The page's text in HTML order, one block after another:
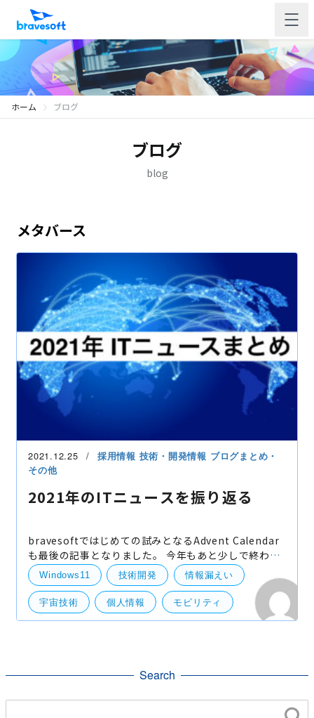
ホーム ブログ
ブログ
blog
メタバース
2021.12.25 採用情報 技術・開発情報 ブログまとめ・
その他
2021年のITニュースを振り返る
bravesoftではじめての試みとなるAdvent Calendar
も最後の記事となりました。 今年もあと少しで終わり
ますが、引き続きコロナの影響もあり、記憶に残る１
年になったのではないでしょうか。 最後のAdvent
Calendar
Windows11 技術開発 情報漏えい
宇宙技術 個人情報 モビリティ
Search